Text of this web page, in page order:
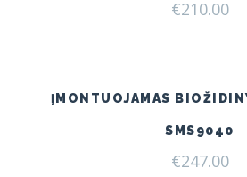
€210.00
ĮMONTUOJAMAS
SMS9040
€247.00